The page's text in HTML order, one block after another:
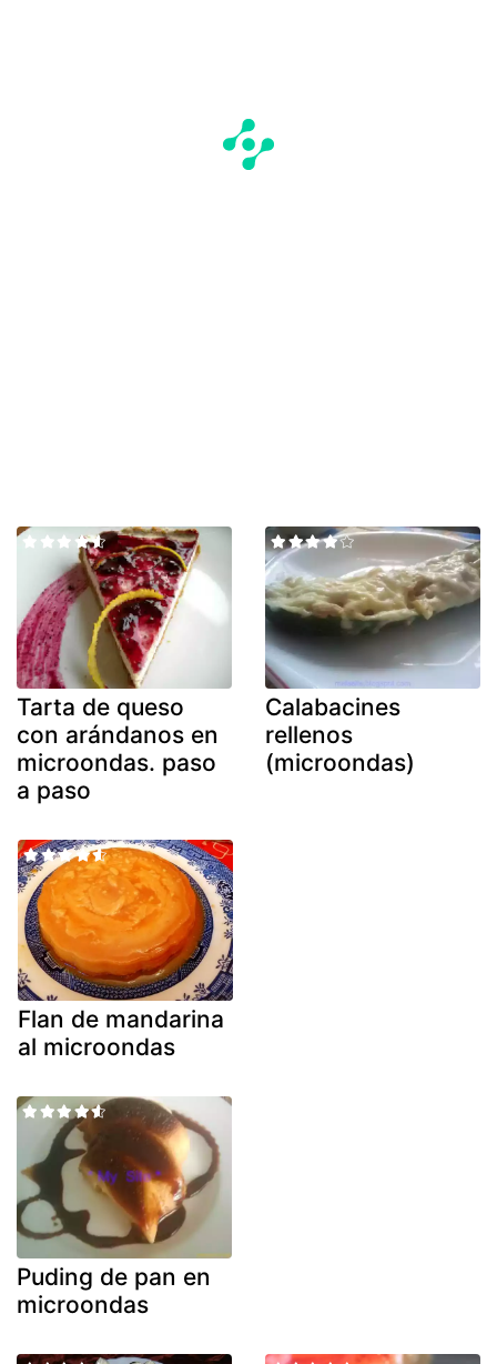
Tarta de queso
con arándanos en
microondas. paso
a paso
Calabacines
rellenos
(microondas)
Flan de mandarina
al microondas
Puding de pan en
microondas